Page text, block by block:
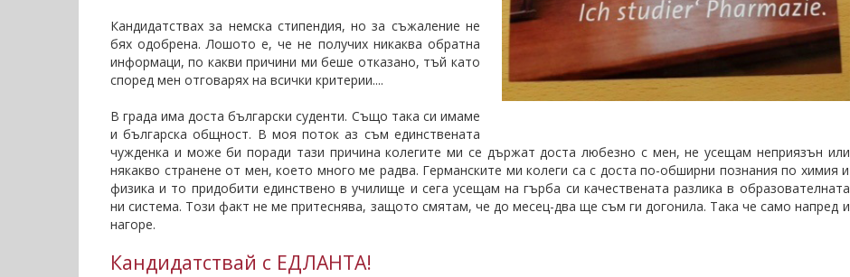
Кандидатствах за немска стипендия, но за съжаление не
бях одобрена. Лошото е, че не получих никаква обратна
информаци, по какви причини ми беше отказано, тъй като
според мен отговарях на всички критерии....
В града има доста български суденти. Също така си имаме
и българска общност. В моя поток аз съм единствената
чужденка и може би поради тази причина колегите ми се държат доста любезно с мен, не усещам неприязън или
някакво странене от мен, което много ме радва. Германските ми колеги са с доста по-обширни познания по химия и
физика и то придобити единствено в училище и сега усещам на гърба си качествената разлика в образователната
ни система. Този факт не ме притеснява, защото смятам, че до месец-два ще съм ги догонила. Така че само напред и
нагоре.
Кандидатствай с ЕДЛАНТА!